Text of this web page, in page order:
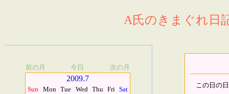
A氏のきまぐれ日
前の月 今日 次の月
2009.7
Sun Mon Tue Wed Thu Fri Sat
この日の